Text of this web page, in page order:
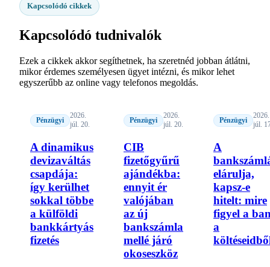
Kapcsolódó cikkek
Kapcsolódó tudnivalók
Ezek a cikkek akkor segíthetnek, ha szeretnéd jobban átlátni,
mikor érdemes személyesen ügyet intézni, és mikor lehet
egyszerűbb az online vagy telefonos megoldás.
Pénzügyi
2026.
júl. 20.
A dinamikus
devizaváltás
csapdája:
így kerülhet
sokkal többe
a külföldi
bankkártyás
fizetés
Pénzügyi
2026.
júl. 20.
CIB
fizetőgyűrű
ajándékba:
ennyit ér
valójában
az új
bankszámla
mellé járó
okoseszköz
Pénzügyi
2026.
júl.
A
elárulja,
kapsz-e
hitelt: mire
figyel a
a